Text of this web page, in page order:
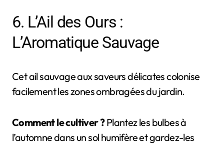
6. L’Ail des Ours :
L’Aromatique Sauvage
Cet ail sauvage aux saveurs délicates colonise
facilement les zones ombragées du jardin.
Comment le cultiver ?Plantez les bulbes à
l’automne dans un sol humifère et gardez-les